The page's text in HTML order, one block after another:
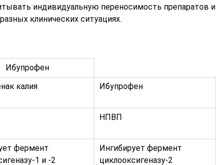
индивидуальную переносимость препаратов и
клинических ситуациях.
Ибупрофен
калия Ибупрофен
НПВП
фермент
1 и -2
Ингибирует фермент
циклооксигеназу-2